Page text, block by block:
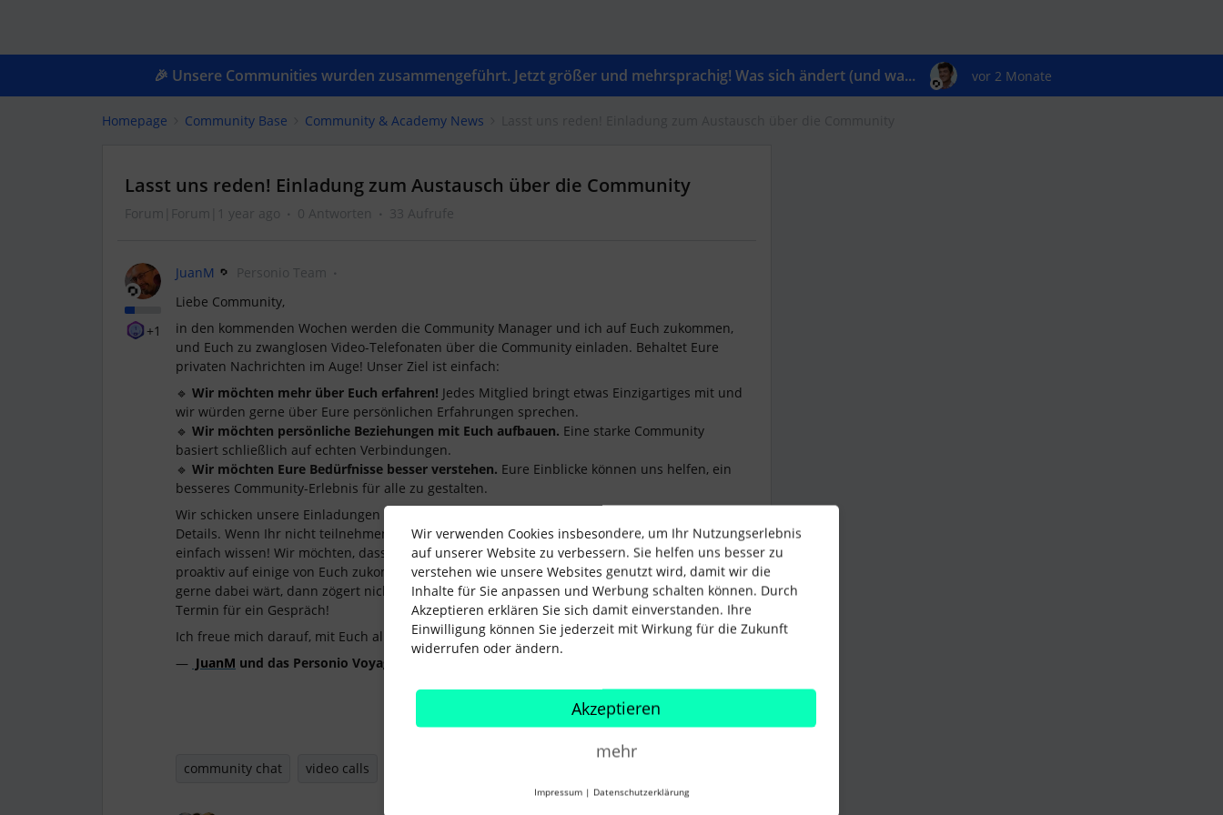
🎉 Unsere Communities wurden zusammengeführt. Jetzt größer und mehrsprachig! Was sich ändert (und wa... vor 2 Monate
Homepage Community Base Community & Academy News
Lasst uns reden! Einladung zum Austausch über die Community
Forum|Forum|1 year ago 0 Antworten 33 Aufrufe
+1
JuanM
Personio Team
Liebe Community,
in den kommenden Wochen werden die Community Manager und ich auf Euch zukommen,
und Euch zu zwanglosen Video-Telefonaten über die Community einladen. Behaltet Eure
privaten Nachrichten im Auge! Unser Ziel ist einfach:
🔹 Wir möchten mehr über Euch erfahren! Jedes Mitglied bringt etwas Einzigartiges mit und
wir würden gerne über Eure persönlichen Erfahrungen sprechen.
🔹 Wir möchten persönliche Beziehungen mit Euch aufbauen. Eine starke Community
basiert schließlich auf echten Verbindungen.
🔹 Wir möchten Eure Bedürfnisse besser verstehen. Eure Einblicke können uns helfen, ein
besseres Community-Erlebnis für alle zu gestalten.
Wir schicken unsere Einladungen per privater Nachricht hier in der Community, mit allen
Details. Wenn Ihr nicht teilnehmen möchtet, ist das überhaupt kein Problem – lasst es uns
einfach wissen! Wir möchten, dass diese Gespräche einfach und angenehm sind und werden
proaktiv auf einige von Euch zukommen. Wenn ihr keine Einladung von uns bekommt, aber
gerne dabei wärt, dann zögert nicht, uns zu schreiben, und wir vereinbaren gerne einen
Termin für ein Gespräch!
Ich freue mich darauf, mit Euch allen in Kontakt zu treten!
— JuanM und das Personio Voyager Community Team
community chat video calls
Wir verwenden Cookies insbesondere, um Ihr Nutzungserlebnis
auf unserer Website zu verbessern. Sie helfen uns besser zu
verstehen wie unsere Websites genutzt wird, damit wir die
Inhalte für Sie anpassen und Werbung schalten können. Durch
Akzeptieren erklären Sie sich damit einverstanden. Ihre
Einwilligung können Sie jederzeit mit Wirkung für die Zukunft
widerrufen oder ändern.
Akzeptieren
mehr
Impressum | Datenschutzerklärung